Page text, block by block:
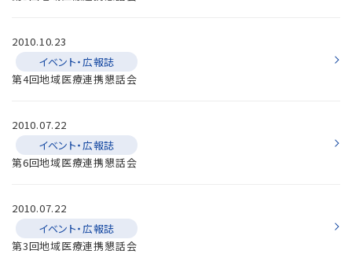
2010.10.23
イベント・広報誌
第4回地域医療連携懇話会
2010.07.22
イベント・広報誌
第6回地域医療連携懇話会
2010.07.22
イベント・広報誌
第3回地域医療連携懇話会